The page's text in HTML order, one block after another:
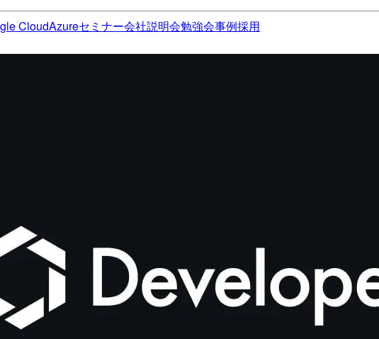
CloudAzureセミナー会社説明会勉強会事例採用